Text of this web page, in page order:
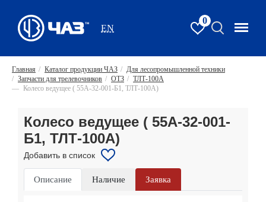
EN
0
Главная / Каталог продукции ЧАЗ / Для лесопромышленной техники
/ Запчасти для трелевочников / ОТЗ / ТЛТ-100А
— Колесо ведущее ( 55А-32-001-Б1, ТЛТ-100А)
Колесо ведущее ( 55А-32-001-
Б1, ТЛТ-100А)
Добавить в список
Описание Наличие Заявка